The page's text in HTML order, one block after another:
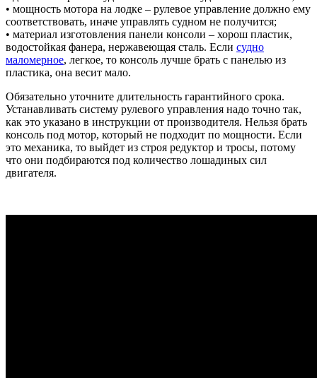
• мощность мотора на лодке – рулевое управление должно ему
соответствовать, иначе управлять судном не получится;
• материал изготовления панели консоли – хорош пластик,
водостойкая фанера, нержавеющая сталь. Если судно
маломерное, легкое, то консоль лучше брать с панелью из
пластика, она весит мало.
Обязательно уточните длительность гарантийного срока.
Устанавливать систему рулевого управления надо точно так,
как это указано в инструкции от производителя. Нельзя брать
консоль под мотор, который не подходит по мощности. Если
это механика, то выйдет из строя редуктор и тросы, потому
что они подбираются под количество лошадиных сил
двигателя.